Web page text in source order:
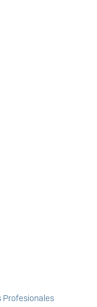
Profesionales